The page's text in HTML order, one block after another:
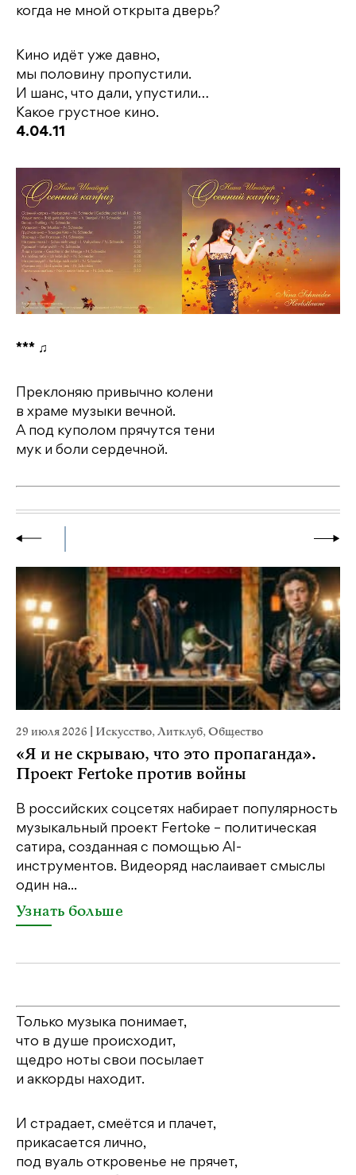
когда не мной открыта дверь?
Кино идёт уже давно,
мы половину пропустили.
И шанс, что дали, упустили…
Какое грустное кино.
4.04.11
*** ♫
Преклоняю привычно колени
в храме музыки вечной.
А под куполом прячутся тени
мук и боли сердечной.
29 июля 2026 Искусство,Литклуб,Общество
«Я и не скрываю, что это пропаганда».
Проект Fertoke против войны
В российских соцсетях набирает популярность
музыкальный проект Fertoke – политическая
сатира, созданная с помощью AI-
инструментов. Видеоряд наслаивает смыслы
один на...
Узнать больше
Только музыка понимает,
что в душе происходит,
щедро ноты свои посылает
и аккорды находит.
И страдает, смеётся и плачет,
прикасается лично,
под вуаль откровенье не прячет,